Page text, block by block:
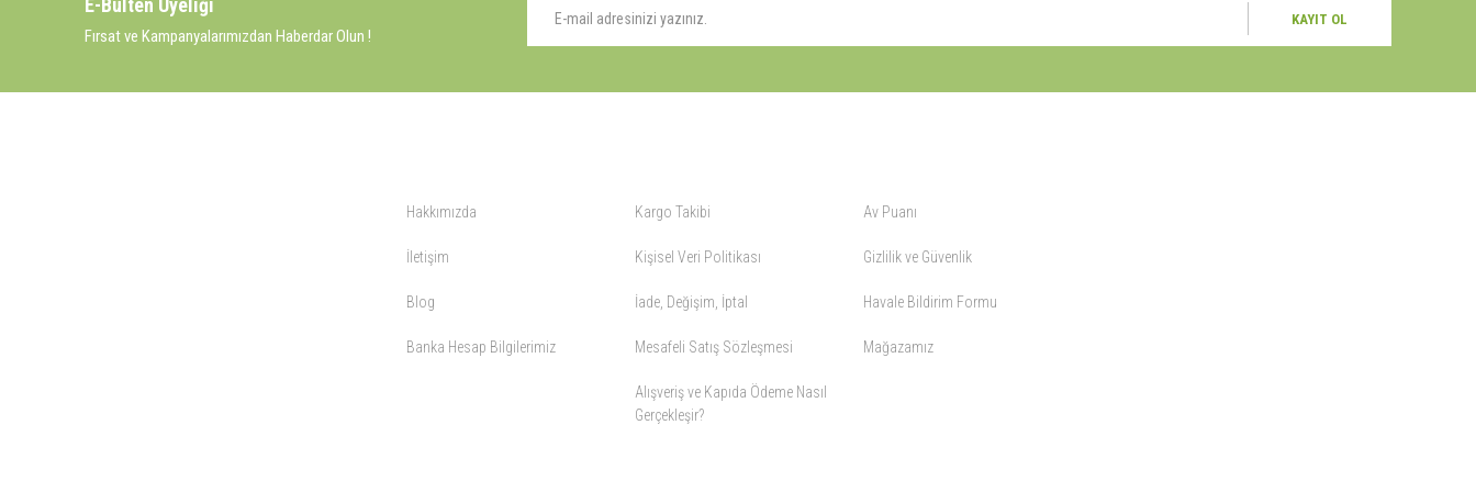
teknolojinin dokunuşuyla av malzemelerinde en iyisini meydana getiriyor. Online Av Malzemeleri, avlanmayı daha keyifli hale getiren bu araçları kullanıcıya sunmaktadır.
E-Bülten Üyeliği
Fırsat ve Kampanyalarımızdan Haberdar Olun !
KAYIT OL
Hakkımızda
İletişim
Blog
Banka Hesap Bilgilerimiz
Kargo Takibi
Kişisel Veri Politikası
İade, Değişim, İptal
Mesafeli Satış Sözleşmesi
Alışveriş ve Kapıda Ödeme Nasıl
Gerçekleşir?
Av Puanı
Gizlilik ve Güvenlik
Havale Bildirim Formu
Mağazamız